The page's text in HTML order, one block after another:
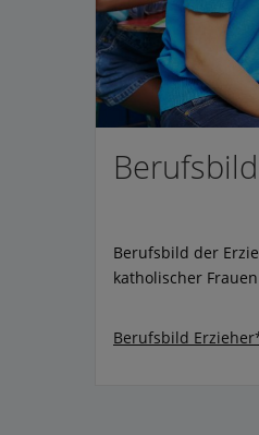
Berufsbild der
katholischer
Berufsbild